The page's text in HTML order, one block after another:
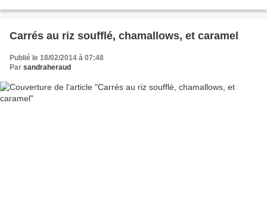
Carrés au riz soufflé, chamallows, et caramel
Publié le 18/02/2014 à 07:48
Par sandraheraud